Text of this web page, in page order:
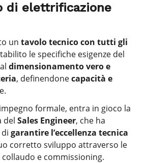
di elettrificazione
un tavolo tecnico con tutti gli
le specifiche esigenze del
dimensionamento vero e
, definendonecapacità e
formale, entra in gioco la
del Sales Engineer, che ha
garantire l’eccellenza tecnica
corretto sviluppo attraverso le
e commissioning.